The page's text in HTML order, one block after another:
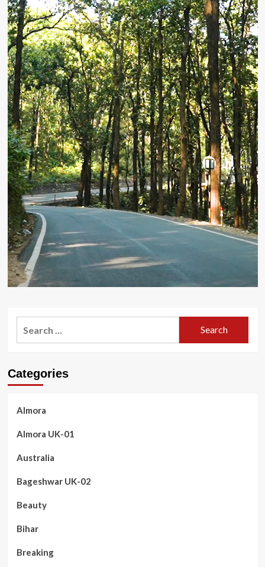
Categories
Almora
Almora UK-01
Australia
Bageshwar UK-02
Beauty
Bihar
Breaking